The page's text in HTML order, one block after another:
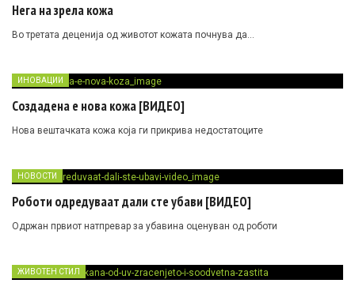
Нега на зрела кожа
Во третата деценија од животот кожата почнува да…
ИНОВАЦИИ
Создадена е нова кожа [ВИДЕО]
Нова вештачката кожа која ги прикрива недостатоците
НОВОСТИ
Роботи одредуваат дали сте убави [ВИДЕО]
Одржан првиот натпревар за убавина оценуван од роботи
ЖИВОТЕН СТИЛ